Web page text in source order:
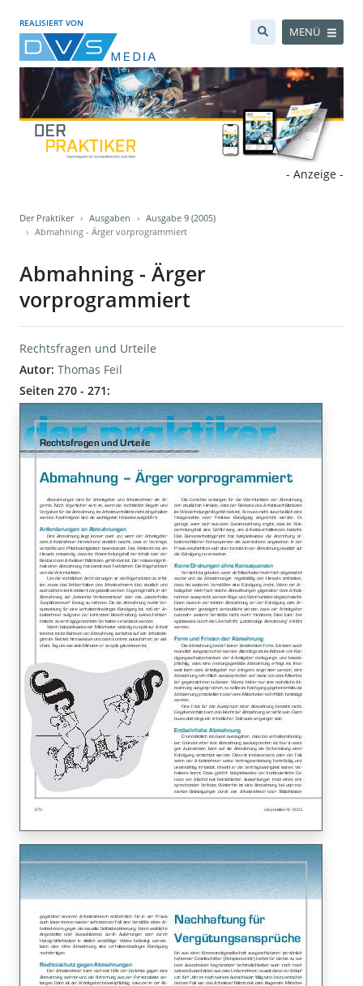
REALISIERT VON
MENÜ
- Anzeige -
Der Praktiker Ausgaben
Ausgabe 9 (2005)
Abmahning - Ärger vorprogrammiert
Abmahning - Ärger
vorprogrammiert
Rechtsfragen und Urteile
Autor: Thomas Feil
Seiten 270 - 271: